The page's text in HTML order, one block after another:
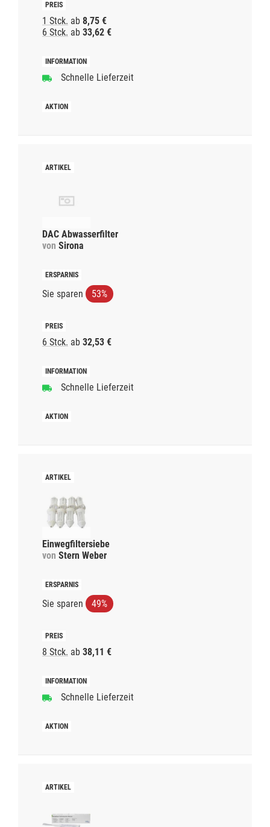
1 Stck. ab 8,75 €
6 Stck. ab 33,62 €
Schnelle Lieferzeit
DAC Abwasserfilter
von Sirona
Sie sparen 53%
6 Stck. ab 32,53 €
Schnelle Lieferzeit
Einwegfiltersiebe
von Stern Weber
Sie sparen 49%
8 Stck. ab 38,11 €
Schnelle Lieferzeit